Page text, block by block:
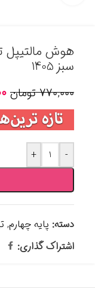
هوش مالتیپل
سبز 1405
۷۷۰,۰۰۰ تومان
-
+
دسته: پایه چهارم,
اشتراک گذاری: